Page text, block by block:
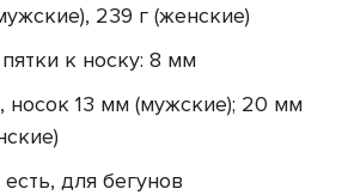
239 г (женские)
к носку: 8 мм
носок 13 мм (мужские); 20 мм
для бегунов